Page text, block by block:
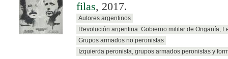
filas, 2017.
Autores argentinos
Revolución argentina. Gobierno militar de Onganía,
Grupos armados no peronistas
Izquierda peronista, grupos armados peronistas y